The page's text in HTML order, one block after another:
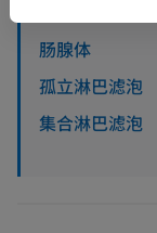
肠腺体
孤立淋巴滤泡
集合淋巴滤泡